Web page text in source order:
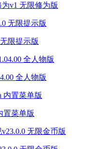
v1 无限修为版
限提示版
全人物版
置菜单版